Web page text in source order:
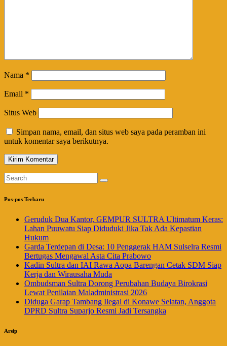
Nama *
Email *
Situs Web
Simpan nama, email, dan situs web saya pada peramban ini
untuk komentar saya berikutnya.
Pos-pos Terbaru
Geruduk Dua Kantor, GEMPUR SULTRA Ultimatum Keras:
Lahan Puuwatu Siap Diduduki Jika Tak Ada Kepastian
Hukum
Garda Terdepan di Desa: 10 Penggerak HAM Sulselra Resmi
Bertugas Mengawal Asta Cita Prabowo
Kadin Sultra dan IAI Rawa Aopa Barengan Cetak SDM Siap
Kerja dan Wirausaha Muda
Ombudsman Sultra Dorong Perubahan Budaya Birokrasi
Lewat Penilaian Maladministrasi 2026
Diduga Garap Tambang Ilegal di Konawe Selatan, Anggota
DPRD Sultra Suparjo Resmi Jadi Tersangka
Arsip